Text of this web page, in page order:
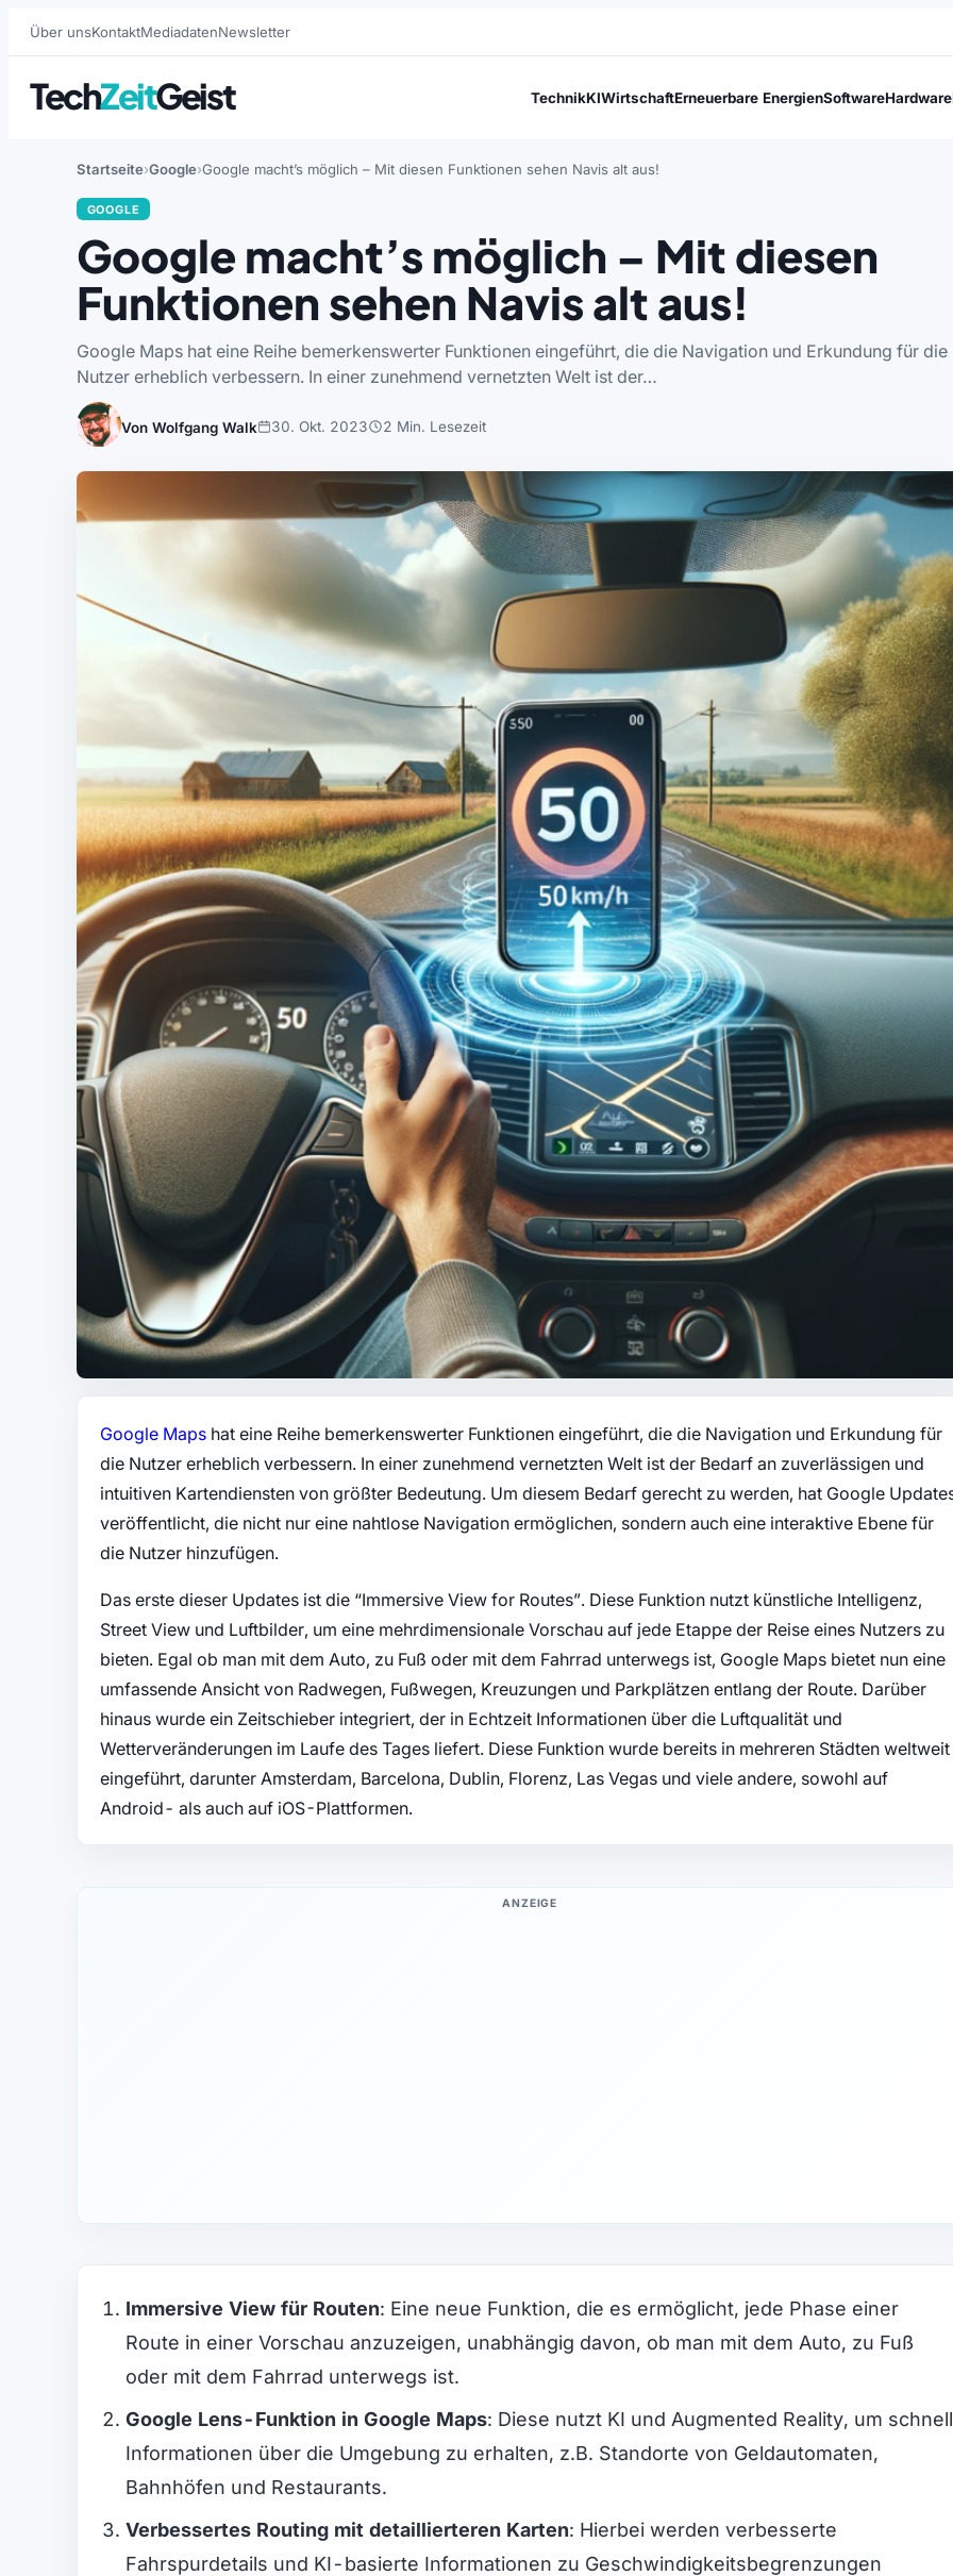
Über unsKontaktMediadatenNewsletter
TechZeitGeist TechnikKIWirtschaftErneuerbare EnergienSoftwareHardware
Startseite Google Google macht’s möglich – Mit diesen Funktionen sehen Navis alt aus!
GOOGLE
Google macht’s möglich – Mit diesen
Funktionen sehen Navis alt aus!
Google Maps hat eine Reihe bemerkenswerter Funktionen eingeführt, die die Navigation und Erkundung für die
Nutzer erheblich verbessern. In einer zunehmend vernetzten Welt ist der…
Von Wolfgang Walk 30. Okt. 2023 2 Min. Lesezeit
Google Maps(öffnet in neuem Tab)
hat eine Reihe bemerkenswerter Funktionen eingeführt, die die Navigation und Erkundung für
die Nutzer erheblich verbessern. In einer zunehmend vernetzten Welt ist der Bedarf an zuverlässigen und
intuitiven Kartendiensten von größter Bedeutung. Um diesem Bedarf gerecht zu werden, hat Google
veröffentlicht, die nicht nur eine nahtlose Navigation ermöglichen, sondern auch eine interaktive Ebene für
die Nutzer hinzufügen.
Das erste dieser Updates ist die “Immersive View for Routes”. Diese Funktion nutzt künstliche Intelligenz,
Street View und Luftbilder, um eine mehrdimensionale Vorschau auf jede Etappe der Reise eines Nutzers zu
bieten. Egal ob man mit dem Auto, zu Fuß oder mit dem Fahrrad unterwegs ist, Google Maps bietet nun eine
umfassende Ansicht von Radwegen, Fußwegen, Kreuzungen und Parkplätzen entlang der Route. Darüber
hinaus wurde ein Zeitschieber integriert, der in Echtzeit Informationen über die Luftqualität und
Wetterveränderungen im Laufe des Tages liefert. Diese Funktion wurde bereits in mehreren Städten weltweit
eingeführt, darunter Amsterdam, Barcelona, Dublin, Florenz, Las Vegas und viele andere, sowohl auf
Android- als auch auf iOS-Plattformen.
ANZEIGE
Immersive View für Routen: Eine neue Funktion, die es ermöglicht, jede Phase einer
Route in einer Vorschau anzuzeigen, unabhängig davon, ob man mit dem Auto, zu Fuß
oder mit dem Fahrrad unterwegs ist​.
Google Lens-Funktion in Google Maps: Diese nutzt KI und Augmented Reality, um schnell
Informationen über die Umgebung zu erhalten, z.B. Standorte von Geldautomaten,
Bahnhöfen und Restaurants​.
Verbessertes Routing mit detaillierteren Karten: Hierbei werden verbesserte
Fahrspurdetails und KI-basierte Informationen zu Geschwindigkeitsbegrenzungen